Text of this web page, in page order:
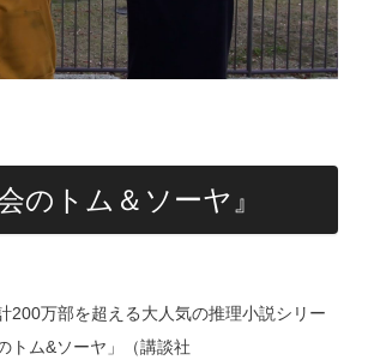
のトム＆ソーヤ』
200万部を超える大人気の推理小説シリー
トム&ソーヤ」（講談社